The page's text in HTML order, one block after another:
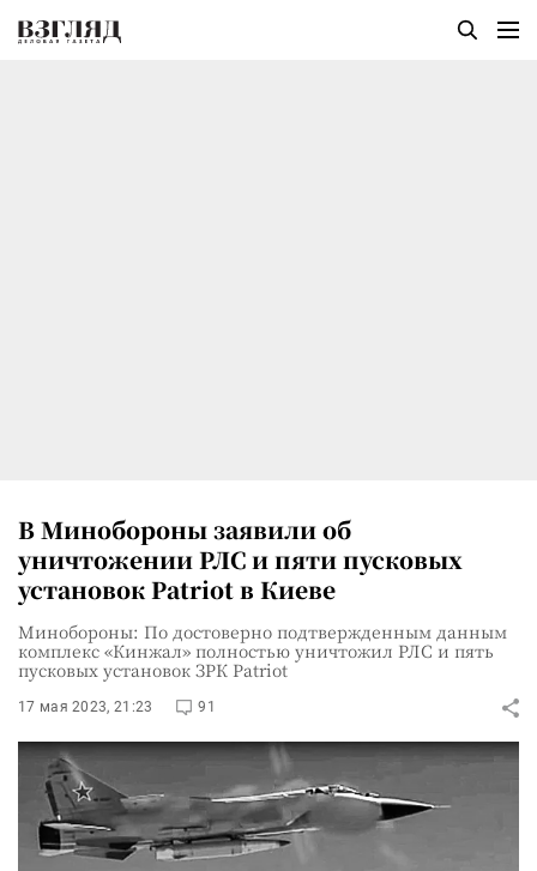
В Минобороны заявили об
уничтожении РЛС и пяти пусковых
установок Patriot в Киеве
Минобороны: По достоверно подтвержденным данным
комплекс «Кинжал» полностью уничтожил РЛС и пять
пусковых установок ЗРК Patriot
17 мая 2023, 21:23 91